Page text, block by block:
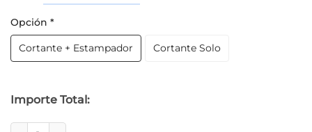
Opción *
Cortante + Estampador Cortante Solo
Importe Total:
Taza M1 cantidad